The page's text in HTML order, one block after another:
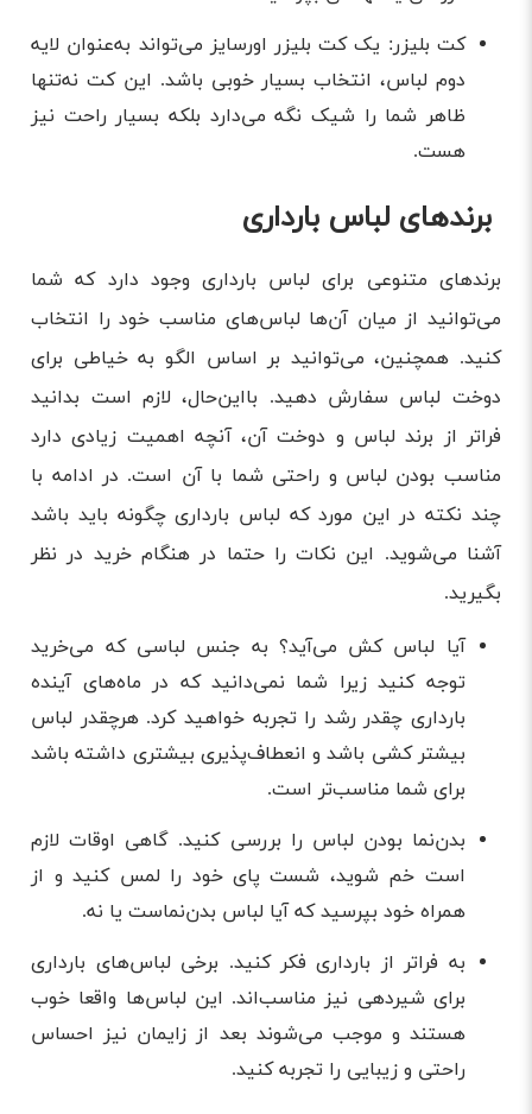
کت بلیزر: یک کت بلیزر اورسایز می‌تواند به‌عنوان لایه
دوم لباس، انتخاب بسیار خوبی باشد. این کت نه‌تنها
ظاهر شما را شیک نگه می‌دارد بلکه بسیار راحت نیز
هست.
برندهای لباس بارداری
برندهای متنوعی برای لباس بارداری وجود دارد که شما
می‌توانید از میان آن‌ها لباس‌های مناسب خود را انتخاب
کنید. همچنین، می‌توانید بر اساس الگو به خیاطی برای
دوخت لباس سفارش دهید. بااین‌حال، لازم است بدانید
فراتر از برند لباس و دوخت آن، آنچه اهمیت زیادی دارد
مناسب بودن لباس و راحتی شما با آن است. در ادامه با
چند نکته در این مورد که لباس بارداری چگونه باید باشد
آشنا می‌شوید. این نکات را حتما در هنگام خرید در نظر
بگیرید.
آیا لباس کش می‌آید؟ به جنس لباسی که می‌خرید
توجه کنید زیرا شما نمی‌دانید که در ماه‌های آینده
بارداری چقدر رشد را تجربه خواهید کرد. هرچقدر لباس
بیشتر کشی باشد و انعطاف‌پذیری بیشتری داشته باشد
برای شما مناسب‌تر است.
بدن‌نما بودن لباس را بررسی کنید. گاهی اوقات لازم
است خم شوید، شست پای خود را لمس کنید و از
همراه خود بپرسید که آیا لباس بدن‌نماست یا نه.
به فراتر از بارداری فکر کنید. برخی لباس‌های بارداری
برای شیردهی نیز مناسب‌اند. این لباس‌ها واقعا خوب
هستند و موجب می‌شوند بعد از زایمان نیز احساس
راحتی و زیبایی را تجربه کنید.